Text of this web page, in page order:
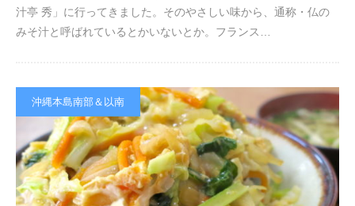
汁亭 秀」に行ってきました。そのやさしい味から、通称・仏の
みそ汁と呼ばれているとかいないとか。フランス…
沖縄本島南部＆以南